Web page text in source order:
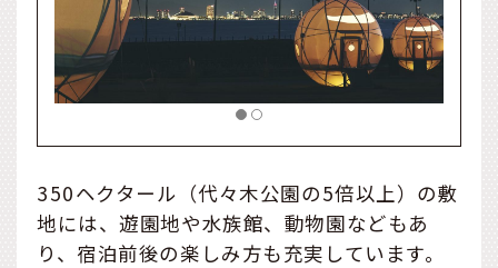
350ヘクタール（代々木公園の5倍以上）の敷
地には、遊園地や水族館、動物園などもあ
り、宿泊前後の楽しみ方も充実しています。